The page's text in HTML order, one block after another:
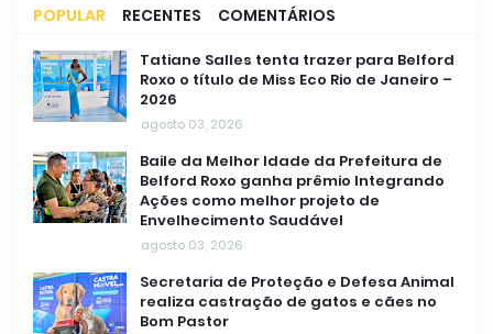
POPULAR RECENTES COMENTÁRIOS
Tatiane Salles tenta trazer para Belford
Roxo o título de Miss Eco Rio de Janeiro –
2026
agosto 03, 2026
Baile da Melhor Idade da Prefeitura de
Belford Roxo ganha prêmio Integrando
Ações como melhor projeto de
Envelhecimento Saudável
agosto 03, 2026
Secretaria de Proteção e Defesa Animal
realiza castração de gatos e cães no
Bom Pastor